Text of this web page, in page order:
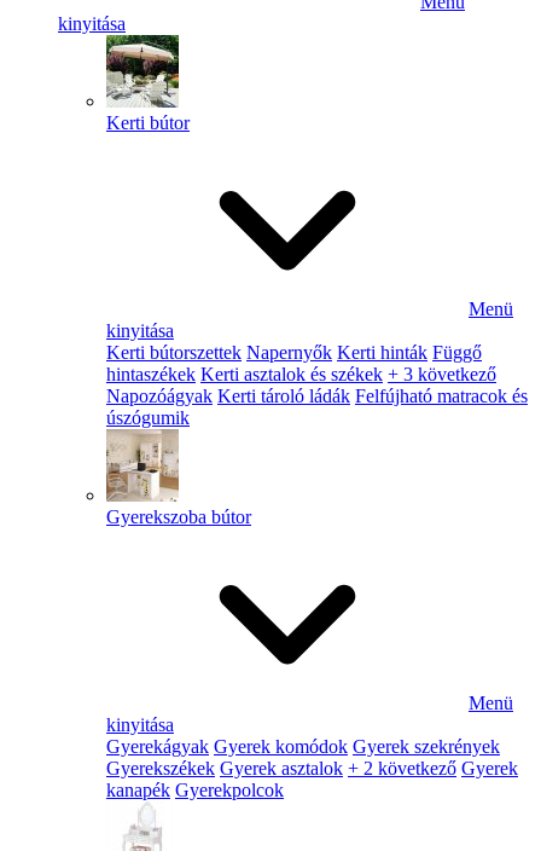
kinyitása
Kerti bútor
Menü
kinyitása
Kerti bútorszettek Napernyők Kerti hinták Függő
hintaszékek Kerti asztalok és székek + 3 következő
Napozóágyak Kerti tároló ládák Felfújható matracok és
úszógumik
Gyerekszoba bútor
Menü
kinyitása
Gyerekágyak Gyerek komódok Gyerek szekrények
Gyerekszékek Gyerek asztalok + 2 következő Gyerek
kanapék Gyerekpolcok